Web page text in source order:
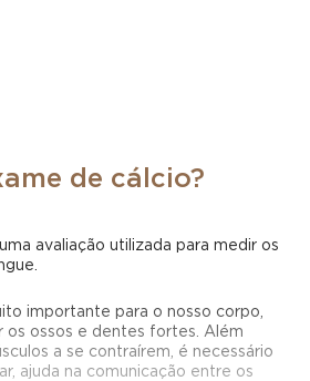
de cálcio?
avaliação utilizada para medir os
importante para o nosso corpo,
os ossos e dentes fortes. Além
a se contraírem, é necessário
ajuda na comunicação entre os